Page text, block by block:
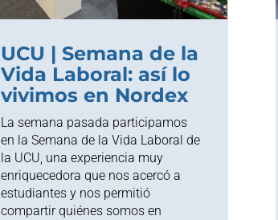
UCU | Semana de la
Vida Laboral: así lo
vivimos en Nordex
La semana pasada participamos
en la Semana de la Vida Laboral de
la UCU, una experiencia muy
enriquecedora que nos acercó a
estudiantes y nos permitió
compartir quiénes somos en